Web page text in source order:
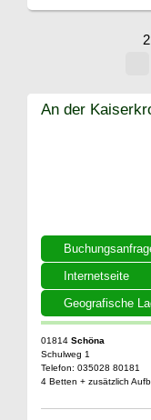
Internetseite
Geografische
An der
01814 Schöna
Schulweg 1
Telefon: 035028 80181
4 Betten + zusätzlich